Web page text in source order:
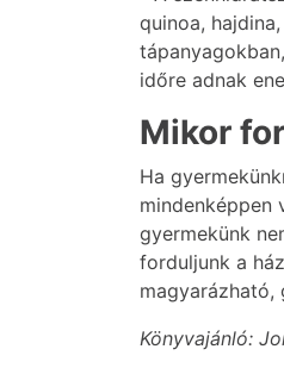
quinoa,
időre adnak
Mikor
Ha
mindenképpen
gyermekünk
forduljunk a
magyarázható,
Könyvajánló: